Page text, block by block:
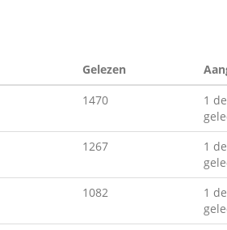
Gelezen
1470
1
1267
1
1082
1